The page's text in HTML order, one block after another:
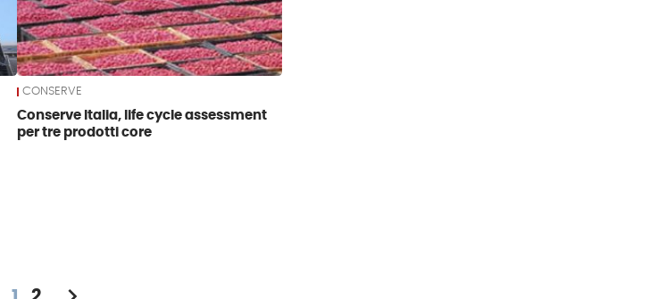
CONSERVE
Conserve Italia, life cycle assessment
per tre prodotti core